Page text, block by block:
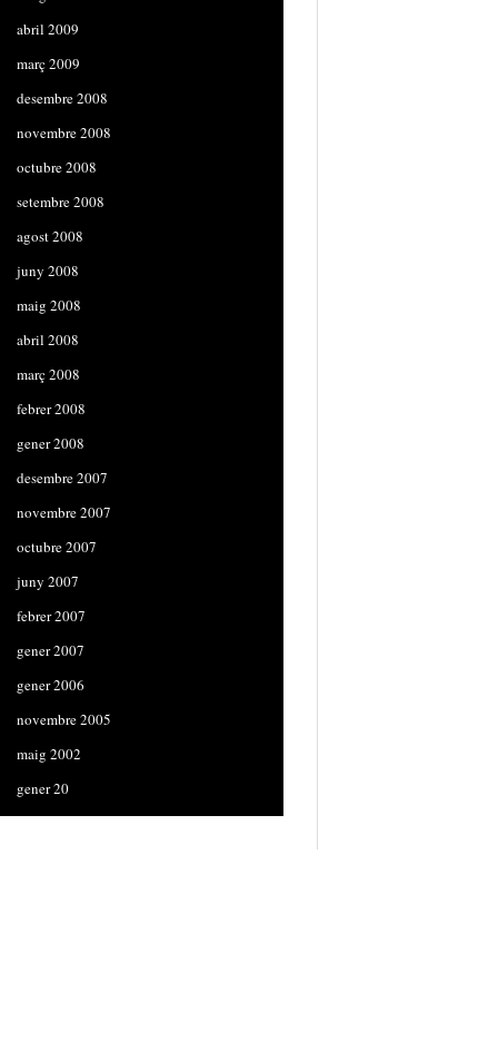
abril 2009
març 2009
desembre 2008
novembre 2008
octubre 2008
setembre 2008
agost 2008
juny 2008
maig 2008
abril 2008
març 2008
febrer 2008
gener 2008
desembre 2007
novembre 2007
octubre 2007
juny 2007
febrer 2007
gener 2007
gener 2006
novembre 2005
maig 2002
gener 20